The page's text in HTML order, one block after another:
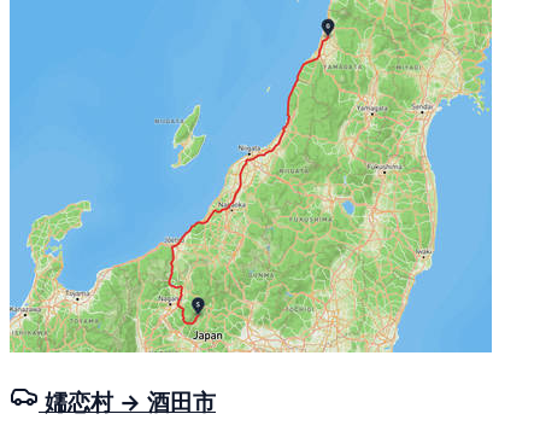
嬬恋村 → 酒田市